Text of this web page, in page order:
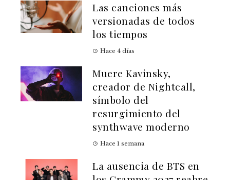
Las canciones más
versionadas de todos
los tiempos
Hace 4 días
Muere Kavinsky,
creador de Nightcall,
símbolo del
resurgimiento del
synthwave moderno
Hace 1 semana
La ausencia de BTS en